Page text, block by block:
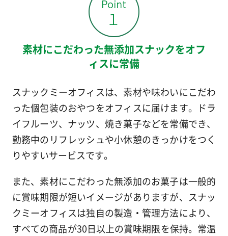
素材にこだわった無添加スナックをオフ
ィスに常備
スナックミーオフィスは、素材や味わいにこだわ
った個包装のおやつをオフィスに届けます。ドラ
イフルーツ、ナッツ、焼き菓子などを常備でき、
勤務中のリフレッシュや小休憩のきっかけをつく
りやすいサービスです。
また、素材にこだわった無添加のお菓子は一般的
に賞味期限が短いイメージがありますが、スナッ
クミーオフィスは独自の製造・管理方法により、
すべての商品が30日以上の賞味期限を保持。常温